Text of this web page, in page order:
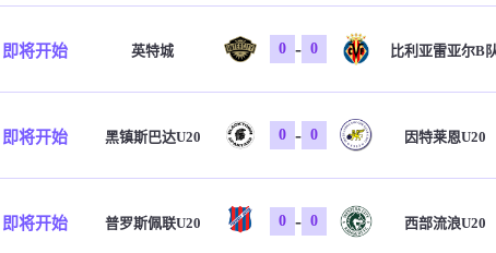
即将开始 英特城 0 - 0 比利亚雷亚尔B
即将开始 黑镇斯巴达U20 0 - 0 因特莱恩U20
即将开始 普罗斯佩联U20 0 - 0 西部流浪U20